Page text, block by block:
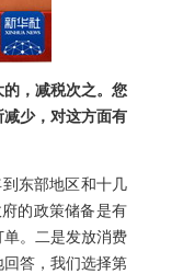
，减税次之。您
少，对这方面有
东部地区和十几
的政策储备是有
。二是发放消费
答，我们选择第